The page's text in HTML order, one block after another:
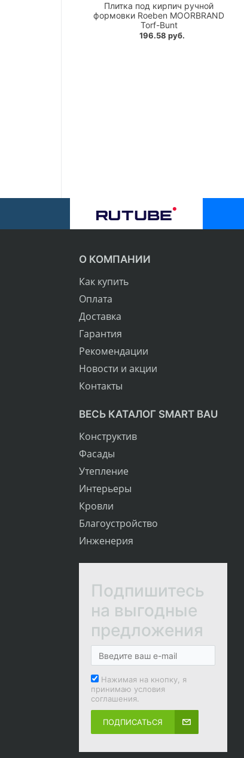
Плитка под кирпич ручной
формовки Roeben MOORBRAND
Torf-Bunt
196.58 руб.
О КОМПАНИИ
Как купить
Оплата
Доставка
Гарантия
Рекомендации
Новости и акции
Контакты
ВЕСЬ КАТАЛОГ SMART BAU
Конструктив
Фасады
Утепление
Интерьеры
Кровли
Благоустройство
Инженерия
Подпишитесь
на выгодные
предложения
Нажимая на кнопку, я
принимаю условия
соглашения.
ПОДПИСАТЬСЯ